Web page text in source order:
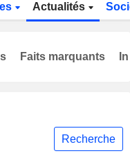
Actualités
Recherche
Faits marquants